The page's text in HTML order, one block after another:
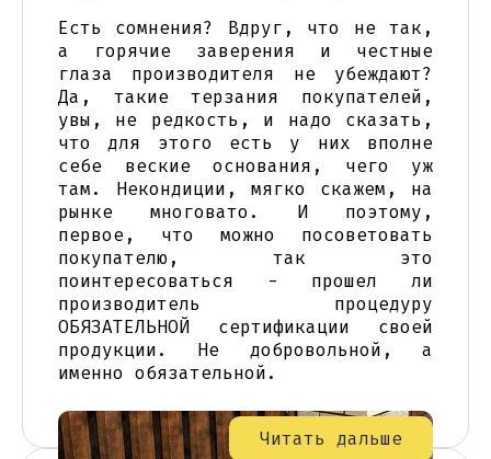
Есть сомнения? Вдруг, что не так,
а горячие заверения и честные
глаза производителя не убеждают?
Да, такие терзания покупателей,
увы, не редкость, и надо сказать,
что для этого есть у них вполне
себе веские основания, чего уж
там. Некондиции, мягко скажем, на
рынке многовато. И поэтому,
первое, что можно посоветовать
покупателю, так это
поинтересоваться - прошел ли
производитель процедуру
ОБЯЗАТЕЛЬНОЙ сертификации своей
продукции. Не добровольной, а
именно обязательной.
Читать дальше